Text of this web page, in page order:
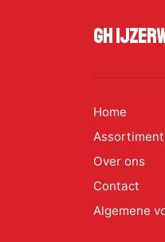
GH
Home
Assortiment
Over ons
Contact
Algemene